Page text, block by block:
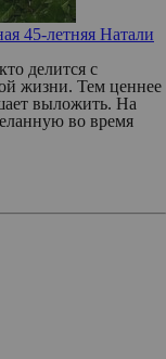
45-летняя Натали
делится с
жизни. Тем ценнее
выложить. На
во время